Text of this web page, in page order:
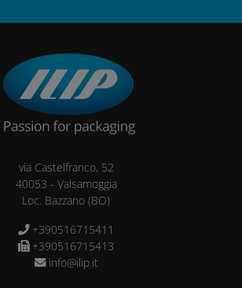
via Castelfranco, 52
40053 - Valsamoggia
Loc. Bazzano (BO)
+390516715411
+390516715413
info@ilip.it